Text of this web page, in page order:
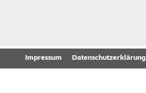
Impressum Datenschutzerklärung